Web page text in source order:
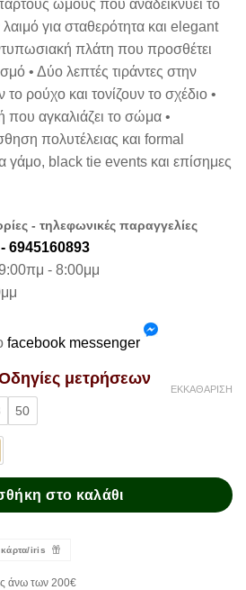
ώμους που αναδεικνύει το
λαιμό για σταθερότητα και elegant
πλάτη που προσθέτει
• Δύο λεπτές τιράντες στην
ρούχο και τονίζουν το σχέδιο •
που αγκαλιάζει το σώμα •
πολυτέλειας και formal
γάμο, black tie events και επίσημες
- τηλεφωνικές παραγγελίες
6945160893
- 8:00μμ
facebook messenger
μετρήσεων
50
ΕΚΚΑΘΆΡΙΣΗ
στο καλάθι
iris
άνω των 200€